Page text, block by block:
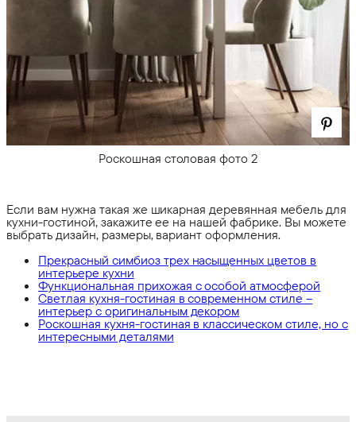
Роскошная столовая фото 2
Если вам нужна такая же шикарная деревянная мебель для
кухни-гостиной, закажите ее на нашей фабрике. Вы можете
выбрать дизайн, размеры, вариант оформления.
Прекрасный симбиоз трех насыщенных цветов в
интерьере кухни
Функциональная прихожая с особой атмосферой
Светлая кухня-гостиная в современном стиле –
интерьер с оригинальным декором
Роскошная кухня-гостиная в классическом стиле, но с
интересными деталями